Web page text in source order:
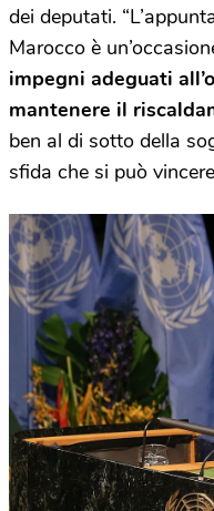
dei deputati.
Marocco è
impegni adeguati
mantenere il
ben al di sotto della
sfida che si può